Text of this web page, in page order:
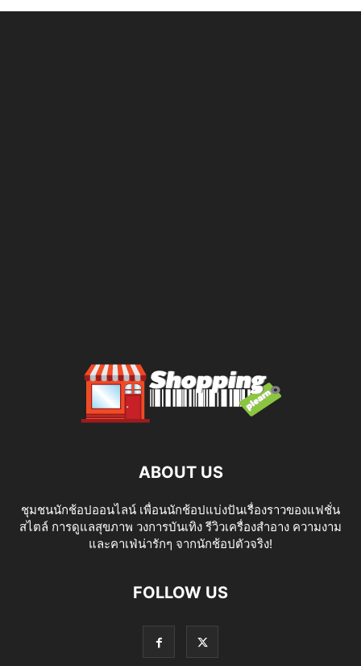
ABOUT US
ชุมชนนักช้อปออนไลน์ เพื่อนนักช้อปแบ่งปันเรื่องราวของแฟชั่น
สไตล์ การดูแลสุขภาพ วงการบันเทิง รีวิวเครื่องสำอาง ความงาม
และคาเฟ่น่ารักๆ จากนักช้อปตัวจริง!
FOLLOW US